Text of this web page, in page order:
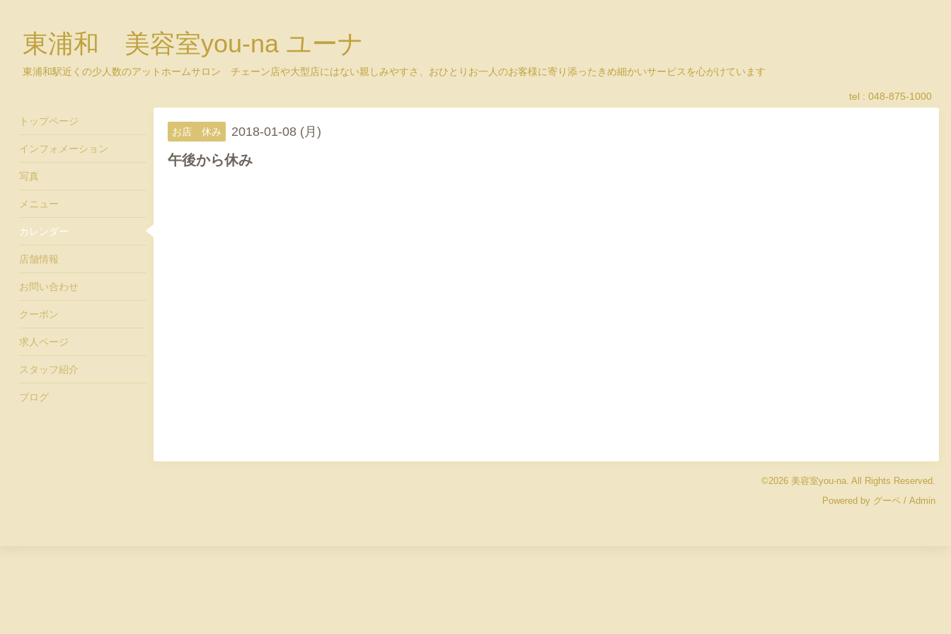
東浦和 美容室you-na ユーナ
東浦和駅近くの少人数のアットホームサロン チェーン店や大型店にはない親しみやすさ、おひとりお一人のお客様に寄り添ったきめ細かいサービスを心がけています
tel : 048-875-1000
お店 休み 2018-01-08 (月)
午後から休み
©2026 美容室you-na. All Rights Reserved.
Powered by グーペ / Admin
トップページ
インフォメーション
写真
メニュー
カレンダー
店舗情報
お問い合わせ
クーポン
求人ページ
スタッフ紹介
ブログ